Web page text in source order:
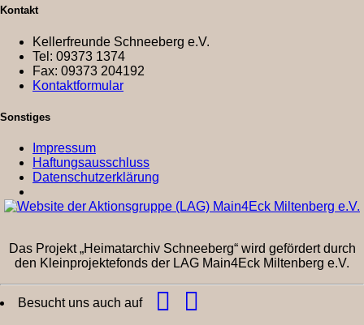
Kontakt
Kellerfreunde Schneeberg e.V.
Tel: 09373 1374
Fax: 09373 204192
Kontaktformular
Sonstiges
Impressum
Haftungsausschluss
Datenschutzerklärung
Das Projekt „Heimatarchiv Schneeberg“ wird gefördert durch
den Kleinprojektefonds der LAG Main4Eck Miltenberg e.V.
Besucht uns auch auf